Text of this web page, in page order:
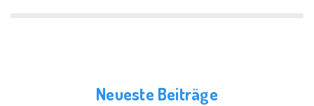
Neueste Beiträge